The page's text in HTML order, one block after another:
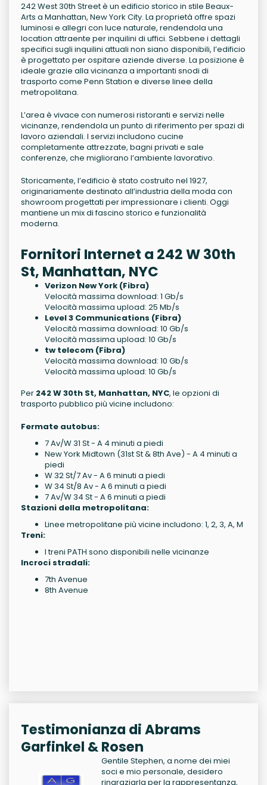
242 West 30th Street è un edificio storico in stile Beaux-
Arts a Manhattan, New York City. La proprietà offre spazi
luminosi e allegri con luce naturale, rendendola una
location attraente per inquilini di uffici. Sebbene i dettagli
specifici sugli inquilini attuali non siano disponibili, l’edificio
è progettato per ospitare aziende diverse. La posizione è
ideale grazie alla vicinanza a importanti snodi di
trasporto come Penn Station e diverse linee della
metropolitana.
L’area è vivace con numerosi ristoranti e servizi nelle
vicinanze, rendendola un punto di riferimento per spazi di
lavoro aziendali. I servizi includono cucine
completamente attrezzate, bagni privati e sale
conferenze, che migliorano l’ambiente lavorativo.
Storicamente, l’edificio è stato costruito nel 1927,
originariamente destinato all’industria della moda con
showroom progettati per impressionare i clienti. Oggi
mantiene un mix di fascino storico e funzionalità
moderna.
Fornitori Internet a 242 W 30th
St, Manhattan, NYC
Verizon New York (Fibra)
Velocità massima download: 1 Gb/s
Velocità massima upload: 25 Mb/s
Level 3 Communications (Fibra)
Velocità massima download: 10 Gb/s
Velocità massima upload: 10 Gb/s
tw telecom (Fibra)
Velocità massima download: 10 Gb/s
Velocità massima upload: 10 Gb/s
Per 242 W 30th St, Manhattan, NYC, le opzioni di
trasporto pubblico più vicine includono:
Fermate autobus:
7 Av/W 31 St - A 4 minuti a piedi
New York Midtown (31st St & 8th Ave) - A 4 minuti a
piedi
W 32 St/7 Av - A 6 minuti a piedi
W 34 St/8 Av - A 6 minuti a piedi
7 Av/W 34 St - A 6 minuti a piedi
Stazioni della metropolitana:
Linee metropolitane più vicine includono: 1, 2, 3, A, M
Treni:
I treni PATH sono disponibili nelle vicinanze
Incroci stradali:
7th Avenue
8th Avenue
Testimonianza di Abrams
Garfinkel & Rosen
Gentile Stephen, a nome dei miei
soci e mio personale, desidero
ringraziarla per la rappresentanza,